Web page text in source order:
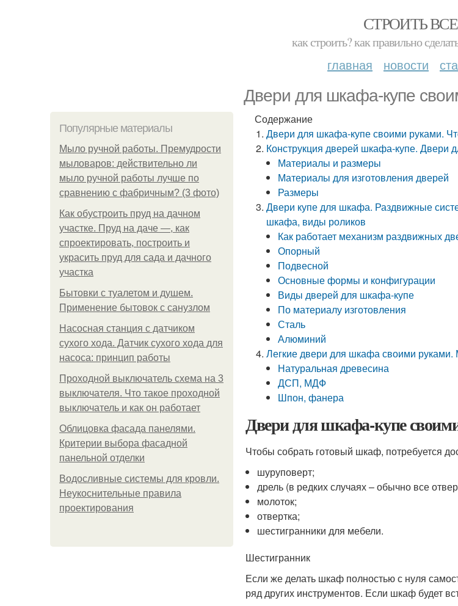
СТРОИТЬ ВСЕ
как строить? как правильно
главная новости
Двери для шкафа-купе
Популярные материалы
Мыло ручной работы. Премудрости
мыловаров: действительно ли
мыло ручной работы лучше по
сравнению с фабричным? (3 фото)
Как обустроить пруд на дачном
участке. Пруд на даче —, как
спроектировать, построить и
украсить пруд для сада и дачного
участка
Бытовки с туалетом и душем.
Применение бытовок с санузлом
Насосная станция с датчиком
сухого хода. Датчик сухого хода для
насоса: принцип работы
Проходной выключатель схема на 3
выключателя. Что такое проходной
выключатель и как он работает
Облицовка фасада панелями.
Критерии выбора фасадной
панельной отделки
Водосливные системы для кровли.
Неукоснительные правила
проектирования
Содержание
Двери для шкафа-купе своими руками.
Конструкция дверей шкафа-купе. Двери
Материалы и размеры
Материалы для изготовления дверей
Размеры
Двери купе для шкафа. Раздвижные
шкафа, виды роликов
Как работает механизм раздвижных
Опорный
Подвесной
Основные формы и конфигурации
Виды дверей для шкафа-купе
По материалу изготовления
Сталь
Алюминий
Легкие двери для шкафа своими
Натуральная древесина
ДСП, МДФ
Шпон, фанера
Двери для шкафа-купе
Чтобы собрать готовый шкаф, потребуется
шуруповерт;
дрель (в редких случаях – обычно все
молоток;
отвертка;
шестигранники для мебели.
Шестигранник
Если же делать шкаф полностью с нуля
ряд других инструментов. Если шкаф будет